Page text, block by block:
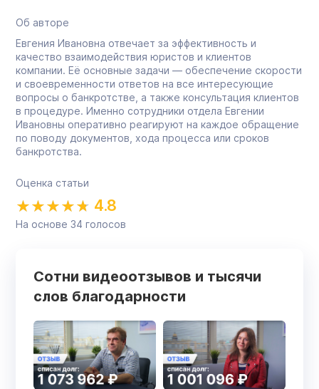
Об авторе
Евгения Ивановна отвечает за эффективность и
качество взаимодействия юристов и клиентов
компании. Её основные задачи — обеспечение скорости
и своевременности ответов на все интересующие
вопросы о банкротстве, а также консультация клиентов
в процедуре. Именно сотрудники отдела Евгении
Ивановны оперативно реагируют на каждое обращение
по поводу документов, хода процесса или сроков
банкротства.
Оценка статьи
4.8
На основе 34 голосов
Сотни видеоотзывов и тысячи
слов благодарности